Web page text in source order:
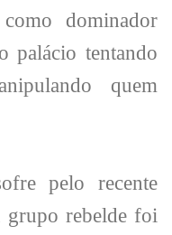
dominador
palácio tentando
quem
pelo recente
grupo rebelde foi